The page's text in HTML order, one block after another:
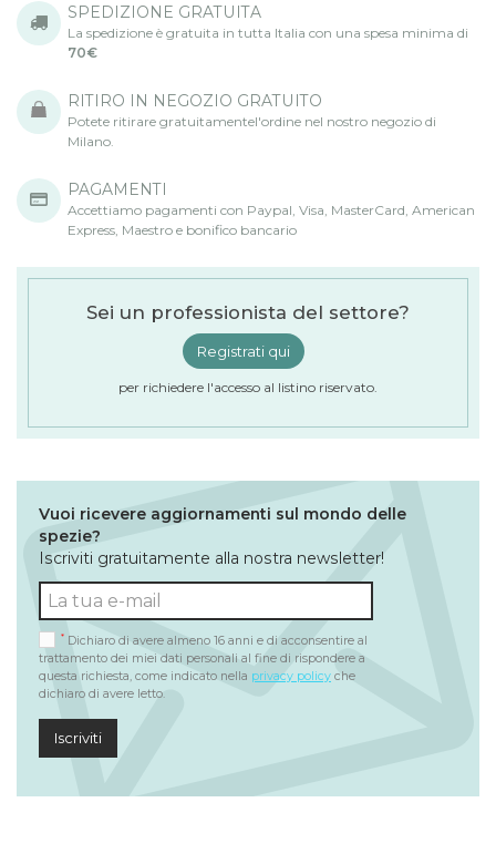
SPEDIZIONE GRATUITA
La spedizione è gratuita in tutta Italia con una spesa minima di
70€
RITIRO IN NEGOZIO GRATUITO
Potete ritirare gratuitamentel'ordine nel nostro negozio di
Milano.
PAGAMENTI
Accettiamo pagamenti con Paypal, Visa, MasterCard, American
Express, Maestro e bonifico bancario
Sei un professionista del settore?
Registrati qui
per richiedere l'accesso al listino riservato.
Vuoi ricevere aggiornamenti sul mondo delle
spezie?
Iscriviti gratuitamente alla nostra newsletter!
* Dichiaro di avere almeno 16 anni e di acconsentire al
trattamento dei miei dati personali al fine di rispondere a
questa richiesta, come indicato nella privacy policy che
dichiaro di avere letto.
Iscriviti